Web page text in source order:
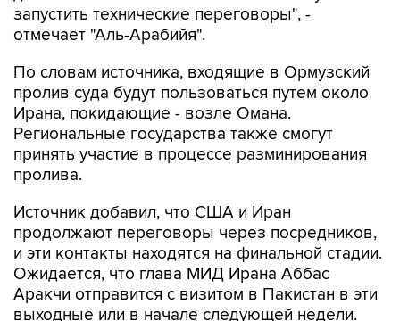
По словам источника, входящие в Ормузский
Ирана, покидающие - возле Омана.
Региональные государства также смогут
принять участие в процессе разминирования
пролива.
Источник добавил, что США и Иран
и эти контакты находятся на финальной стадии.
Ожидается, что глава МИД Ирана Аббас
Аракчи отправится с визитом в Пакистан в эти
выходные или в начале следующей недели.
Ранее в МИД Ирана сообщали, что Тегеран и